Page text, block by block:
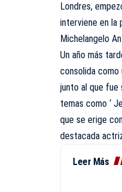
Londres,
interviene en la
Michelangelo
Un año más
consolida como
junto al que fue
temas como ‘
que se erige
destacada
Leer Más